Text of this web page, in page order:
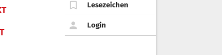
Lesezeichen
Login